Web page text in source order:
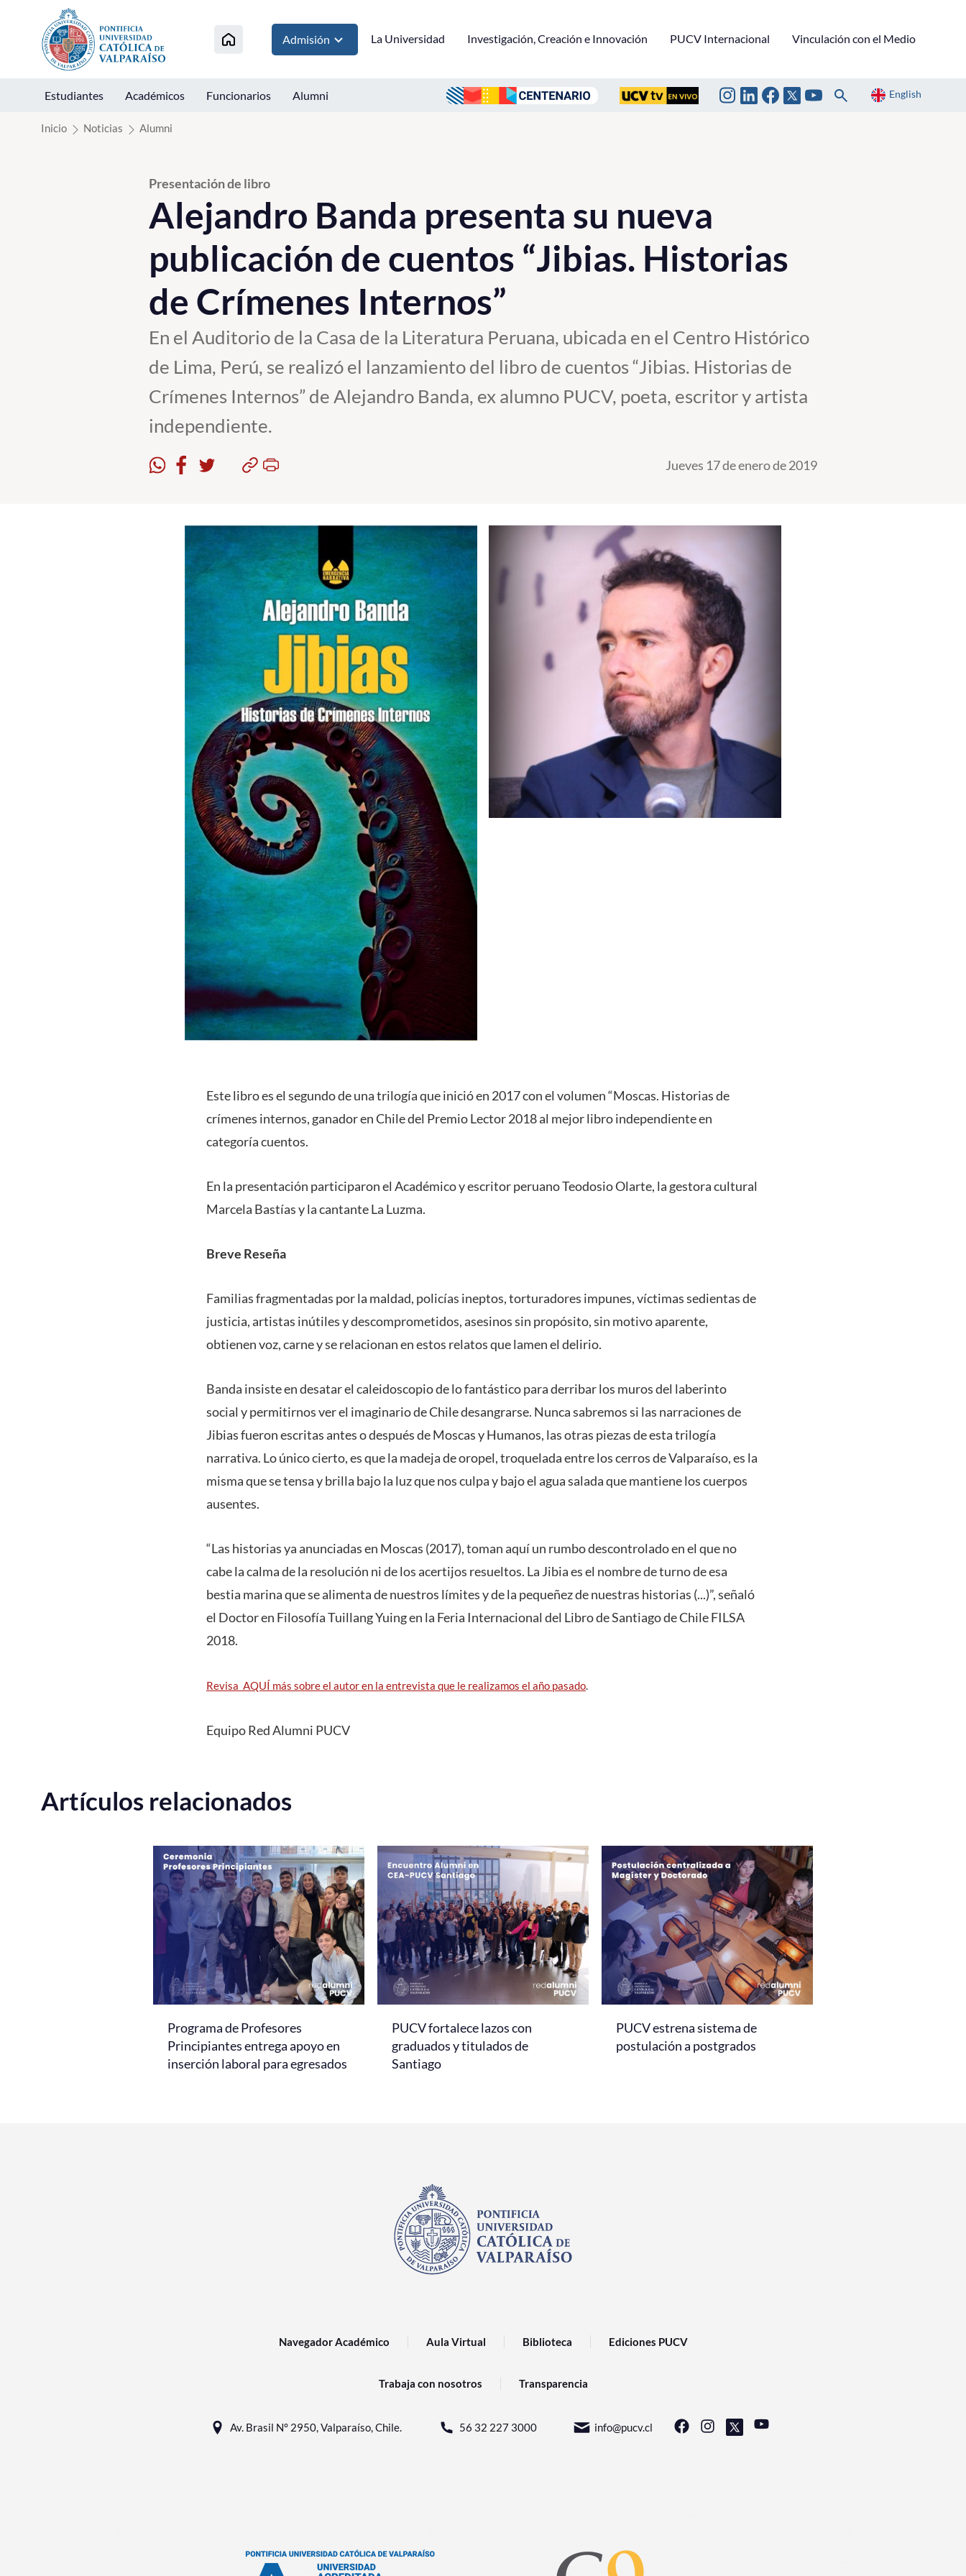
Click acá para ir directamente al contenido
Admisión La Universidad Investigación, Creación e Innovación PUCV Internacional Vinculación con el Medio
Estudiantes Académicos Funcionarios Alumni English
Inicio Noticias Alumni
Presentación de libro
Alejandro Banda presenta su nueva
publicación de cuentos “Jibias. Historias
de Crímenes Internos”
En el Auditorio de la Casa de la Literatura Peruana, ubicada en el Centro Histórico
de Lima, Perú, se realizó el lanzamiento del libro de cuentos “Jibias. Historias de
Crímenes Internos” de Alejandro Banda, ex alumno PUCV, poeta, escritor y artista
independiente.
Jueves 17 de enero de 2019
Este libro es el segundo de una trilogía que inició en 2017 con el volumen “Moscas. Historias de
crímenes internos, ganador en Chile del Premio Lector 2018 al mejor libro independiente en
categoría cuentos.
En la presentación participaron el Académico y escritor peruano Teodosio Olarte, la gestora cultural
Marcela Bastías y la cantante La Luzma.
Breve Reseña
Familias fragmentadas por la maldad, policías ineptos, torturadores impunes, víctimas sedientas de
justicia, artistas inútiles y descomprometidos, asesinos sin propósito, sin motivo aparente,
obtienen voz, carne y se relacionan en estos relatos que lamen el delirio.
Banda insiste en desatar el caleidoscopio de lo fantástico para derribar los muros del laberinto
social y permitirnos ver el imaginario de Chile desangrarse. Nunca sabremos si las narraciones de
Jibias fueron escritas antes o después de Moscas y Humanos, las otras piezas de esta trilogía
narrativa. Lo único cierto, es que la madeja de oropel, troquelada entre los cerros de Valparaíso, es la
misma que se tensa y brilla bajo la luz que nos culpa y bajo el agua salada que mantiene los cuerpos
ausentes.
“Las historias ya anunciadas en Moscas (2017), toman aquí un rumbo descontrolado en el que no
cabe la calma de la resolución ni de los acertijos resueltos. La Jibia es el nombre de turno de esa
bestia marina que se alimenta de nuestros límites y de la pequeñez de nuestras historias (...)”, señaló
el Doctor en Filosofía Tuillang Yuing en la Feria Internacional del Libro de Santiago de Chile FILSA
2018.
Revisa AQUÍ más sobre el autor en la entrevista que le realizamos el año pasado.
Equipo Red Alumni PUCV
Artículos relacionados
Programa de Profesores
Principiantes entrega apoyo en
inserción laboral para egresados
PUCV fortalece lazos con
graduados y titulados de
Santiago
PUCV estrena sistema de
postulación a postgrados
Navegador Académico Aula Virtual Biblioteca Ediciones PUCV
Trabaja con nosotros Transparencia
Av. Brasil N° 2950, Valparaíso, Chile. 56 32 227 3000 info@pucv.cl